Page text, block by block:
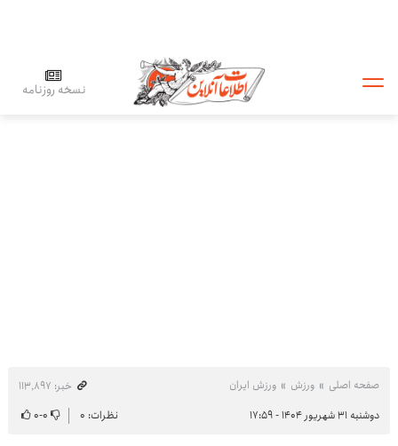
نسخه روزنامه
صفحه اصلی ورزش ورزش ایران
خبر: ۱۱۳٬۸۹۷
دوشنبه ۳۱ شهریور ۱۴۰۴ - ۱۷:۵۹
نظرات: ۰ ۰-۰